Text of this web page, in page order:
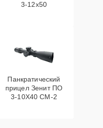
3-12x50
Панкратический
прицел Зенит ПО
3-10Х40 СМ-2